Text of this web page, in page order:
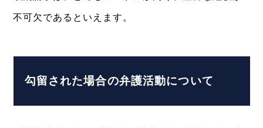
不可欠であるといえます。
勾留された場合の弁護活動について